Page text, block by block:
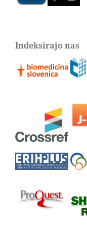
Indeksirajo nas